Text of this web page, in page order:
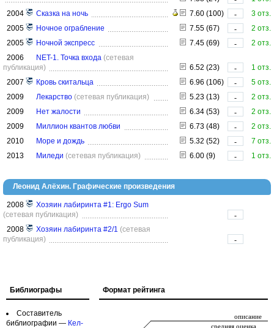
2004
Сказка на ночь 7.60 (100) -
3 отз.
2005
Ночное ограбление 7.55 (67) -
2 отз.
2005
Ночной экспресс 7.45 (69) -
2 отз.
2006
NET-1. Точка входа (сетевая
публикация)
6.52 (23) -
1 отз.
2007
Кровь скитальца 6.96 (106) -
5 отз.
2009
Лекарство (сетевая публикация) 5.23 (13) -
2 отз.
2009
Нет жалости 6.34 (53) -
2 отз.
2009
Миллион квантов любви 6.73 (48) -
2 отз.
2010
Море и дождь 5.32 (52) -
7 отз.
2013
Миледи (сетевая публикация) 6.00 (9) - 1 отз.
Леонид Алёхин. Графические произведения
2008
Хозяин лабиринта #1: Ergo Sum
(сетевая публикация)
-
2008
Хозяин лабиринта #2/1 (сетевая
публикация)
-
Формат рейтинга
Библиографы
Составитель
библиографии — Кел-